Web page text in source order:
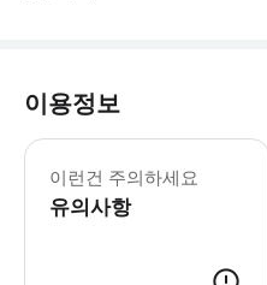
이용정보
이런건 주의하세요
유의사항